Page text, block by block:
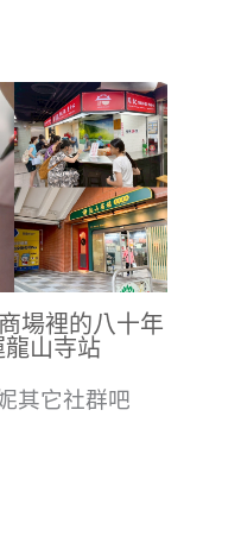
場裡的八十年
山寺站
其它社群吧